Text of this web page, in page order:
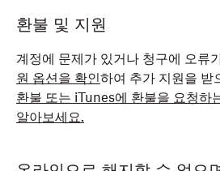
환불 및 지원
계정에 문제가 있거나 청구에 오류
원 옵션을 확인하여 추가 지원을 받
환불 또는 iTunes에 환불을 요청하
알아보세요.